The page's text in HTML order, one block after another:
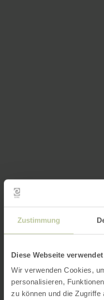
Zustimmung
Diese Webseite
Wir verwenden Cookies,
personalisieren,
zu können und die